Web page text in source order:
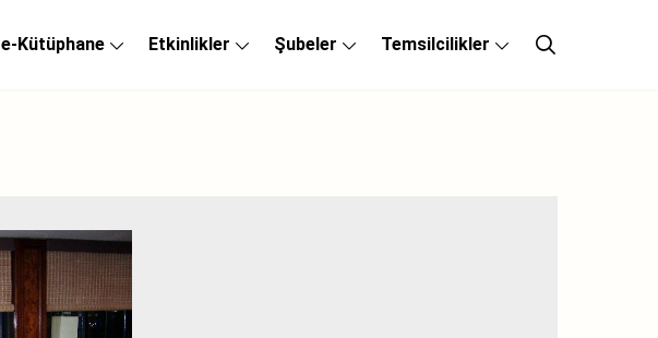
e-Kütüphane Etkinlikler Şubeler Temsilcilikler